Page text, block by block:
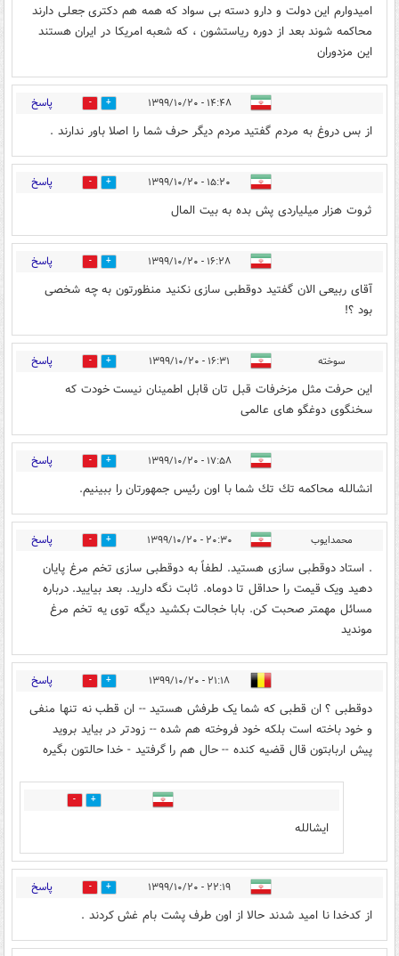
امیدوارم این دولت و دارو دسته بی سواد که همه هم دکتری جعلی دارند
محاکمه شوند بعد از دوره ریاستشون ، که شعبه امریکا در ایران هستند
این مزدوران
۱۴:۴۸ - ۱۳۹۹/۱۰/۲۰ 5 پاسخ
از بس دروغ به مردم گفتید مردم دیگر حرف شما را اصلا باور ندارند .
۱۵:۲۰ - ۱۳۹۹/۱۰/۲۰ 7 پاسخ
ثروت هزار میلیاردی پش بده به بیت المال
۱۶:۲۸ - ۱۳۹۹/۱۰/۲۰ 7 پاسخ
آقای ربیعی الان گفتید دوقطبی سازی نکنید منظورتون به چه شخصی
بود ؟!
سوخته ۱۶:۳۱ - ۱۳۹۹/۱۰/۲۰ 6 پاسخ
این حرفت مثل مزخرفات قبل تان قابل اطمینان نیست خودت که
سخنگوی دوغگو های عالمی
۱۷:۵۸ - ۱۳۹۹/۱۰/۲۰ 6 پاسخ
انشالله محاكمه تك تك شما با اون رئيس جمهورتان را ببينيم.
محمدایوب ۲۰:۳۰ - ۱۳۹۹/۱۰/۲۰ 2 پاسخ
. استاد دوقطبی سازی هستید. لطفاً به دوقطبی سازی تخم مرغ پایان
دهید ویک قیمت را حداقل تا دوماه. ثابت نگه دارید. بعد بیایید. درباره
مسائل مهمتر صحبت کن. بابا خجالت بکشید دیگه توی یه تخم مرغ
موندید
۲۱:۱۸ - ۱۳۹۹/۱۰/۲۰ 2 پاسخ
دوقطبی ؟ ان قطبی که شما یک طرفش هستید -- ان قطب نه تنها منفی
و خود باخته است بلکه خود فروخته هم شده -- زودتر در بیاید بروید
پیش اربابتون قال قضیه کنده -- حال هم را گرفتید - خدا حالتون بگیره
0
ایشالله
۲۲:۱۹ - ۱۳۹۹/۱۰/۲۰ 1 پاسخ
از کدخدا نا امید شدند حالا از اون طرف پشت بام غش کردند .